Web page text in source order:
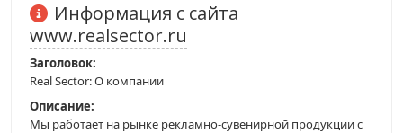
Информация с сайта
www.realsector.ru
Заголовок:
Real Sector: О компании
Описание:
Мы работает на рынке рекламно-сувенирной продукции с